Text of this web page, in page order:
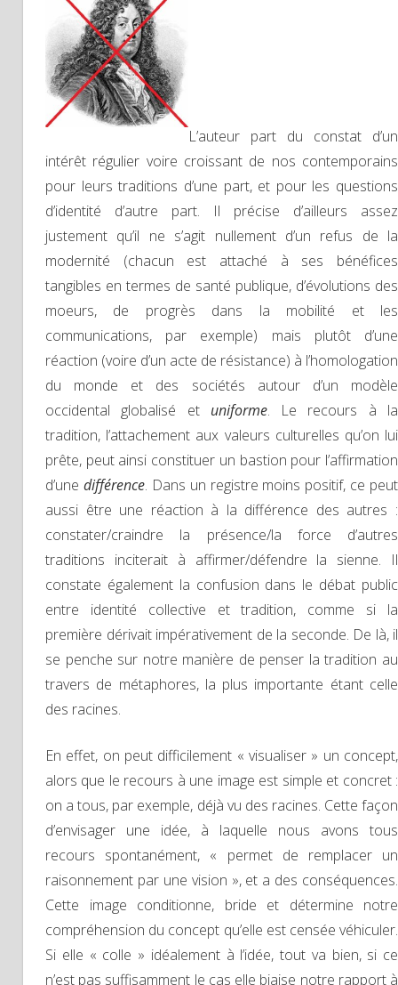
L’auteur part du constat d’un
intérêt régulier voire croissant de nos contemporains
pour leurs traditions d’une part, et pour les questions
d’identité d’autre part. Il précise d’ailleurs assez
justement qu’il ne s’agit nullement d’un refus de la
modernité (chacun est attaché à ses bénéfices
tangibles en termes de santé publique, d’évolutions des
moeurs, de progrès dans la mobilité et les
communications, par exemple) mais plutôt d’une
réaction (voire d’un acte de résistance) à l’homologation
du monde et des sociétés autour d’un modèle
occidental globalisé et uniforme. Le recours à la
tradition, l’attachement aux valeurs culturelles qu’on lui
prête, peut ainsi constituer un bastion pour l’affirmation
d’une différence. Dans un registre moins positif, ce peut
aussi être une réaction à la différence des autres :
constater/craindre la présence/la force d’autres
traditions inciterait à affirmer/défendre la sienne. Il
constate également la confusion dans le débat public
entre identité collective et tradition, comme si la
première dérivait impérativement de la seconde. De là, il
se penche sur notre manière de penser la tradition au
travers de métaphores, la plus importante étant celle
des racines.
En effet, on peut difficilement « visualiser » un concept,
alors que le recours à une image est simple et concret :
on a tous, par exemple, déjà vu des racines. Cette façon
d’envisager une idée, à laquelle nous avons tous
recours spontanément, « permet de remplacer un
raisonnement par une vision », et a des conséquences.
Cette image conditionne, bride et détermine notre
compréhension du concept qu’elle est censée véhiculer.
Si elle « colle » idéalement à l’idée, tout va bien, si ce
n’est pas suffisamment le cas elle biaise notre rapport à